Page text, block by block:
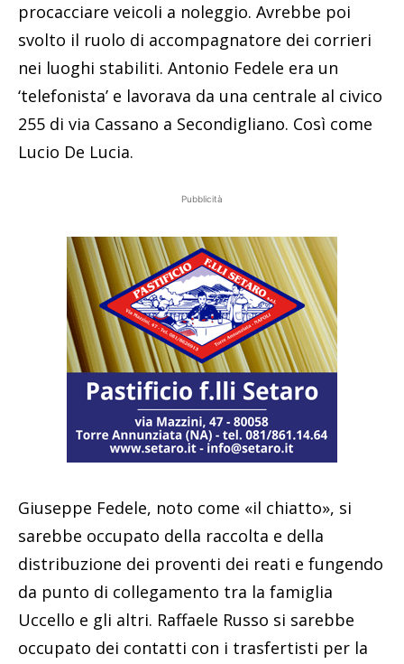
procacciare veicoli a noleggio. Avrebbe poi
svolto il ruolo di accompagnatore dei corrieri
nei luoghi stabiliti. Antonio Fedele era un
‘telefonista’ e lavorava da una centrale al civico
255 di via Cassano a Secondigliano. Così come
Lucio De Lucia.
Pubblicità
Giuseppe Fedele, noto come «il chiatto», si
sarebbe occupato della raccolta e della
distribuzione dei proventi dei reati e fungendo
da punto di collegamento tra la famiglia
Uccello e gli altri. Raffaele Russo si sarebbe
occupato dei contatti con i trasfertisti per la